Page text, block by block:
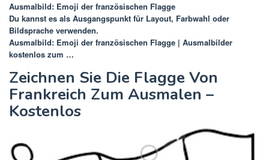
Ausmalbild: Emoji der französischen Flagge
Du kannst es als Ausgangspunkt für Layout, Farbwahl oder
Bildsprache verwenden.
Ausmalbild: Emoji der französischen Flagge | Ausmalbilder
kostenlos zum …
Zeichnen Sie Die Flagge Von
Frankreich Zum Ausmalen –
Kostenlos